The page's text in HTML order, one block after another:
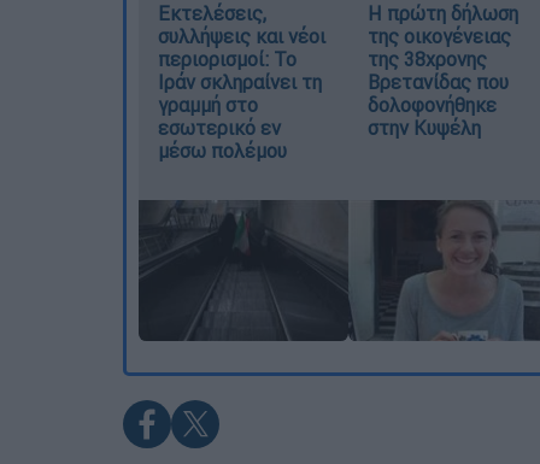
Εκτελέσεις,
συλλήψεις και νέοι
περιορισμοί: Το
Ιράν σκληραίνει τη
γραμμή στο
εσωτερικό εν
μέσω πολέμου
Η πρώτη δήλωση
της οικογένειας
της 38χρονης
Βρετανίδας που
δολοφονήθηκε
στην Κυψέλη